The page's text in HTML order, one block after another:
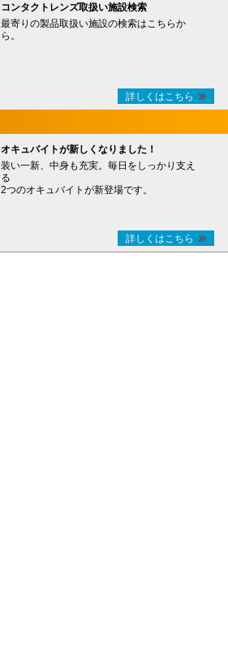
コンタクトレンズ取扱い施設検索
最寄りの製品取扱い施設の検索はこちらか
ら。
詳しくはこちら
オキュバイトが新しくなりました！
装い一新、中身も充実。毎日をしっかり支え
る
2つのオキュバイトが新登場です。
詳しくはこちら